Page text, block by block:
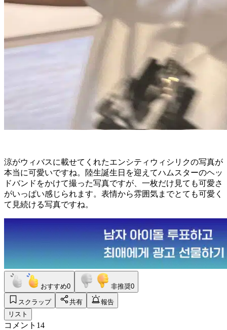
涼がウィバスに載せてくれたエンシティウィシリクの写真が
本当に可愛いですね。陸生誕生日を迎えてハムスターのヘッ
ドバンドをかけて撮った写真ですが、一枚だけ見ても可愛さ
がいっぱい感じられます。表情から雰囲気までとても可愛く
て見続ける写真ですね。
おすすめ0 非推奨0
スクラップ 共有
報告
リスト
コメント 14